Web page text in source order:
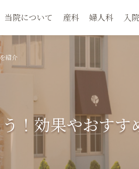
当院について 産科 婦人科 入
紹介
！効果やおすす